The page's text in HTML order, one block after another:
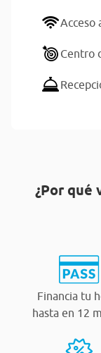
Acceso
Centro
¿Por qué
Financia tu
hasta en 12